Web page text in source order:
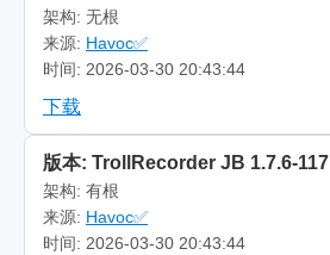
架构: 无根
来源: Havoc✅
时间: 2026-03-30 20:43:44
下载
版本: TrollRecorder JB 1.7.6-117
架构: 有根
来源: Havoc✅
时间: 2026-03-30 20:43:44